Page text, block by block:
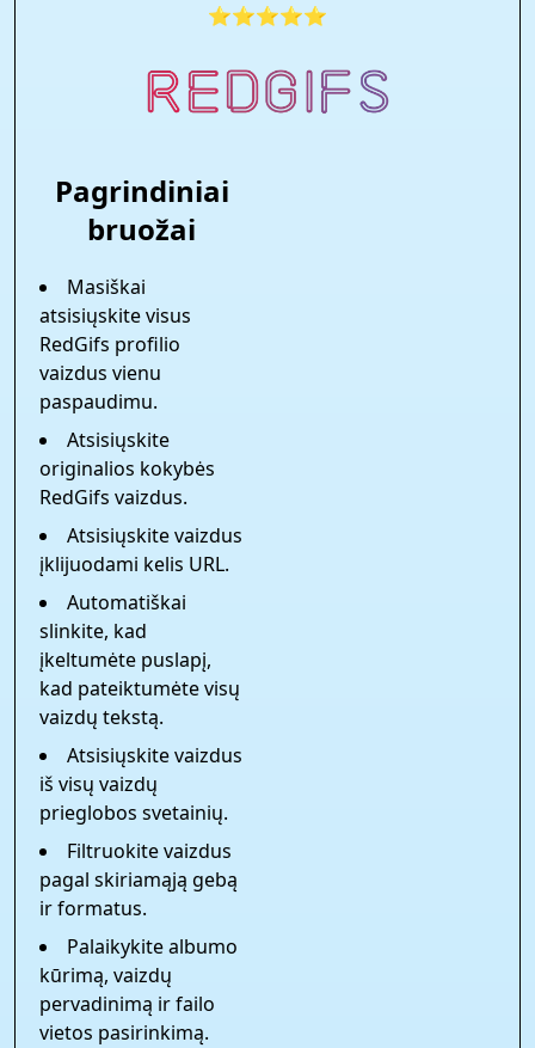
⭐⭐⭐⭐⭐
Pagrindiniai
bruožai
Masiškai
atsisiųskite visus
RedGifs profilio
vaizdus vienu
paspaudimu.
Atsisiųskite
originalios kokybės
RedGifs vaizdus.
Atsisiųskite vaizdus
įklijuodami kelis URL.
Automatiškai
slinkite, kad
įkeltumėte puslapį,
kad pateiktumėte visų
vaizdų tekstą.
Atsisiųskite vaizdus
iš visų vaizdų
prieglobos svetainių.
Filtruokite vaizdus
pagal skiriamąją gebą
ir formatus.
Palaikykite albumo
kūrimą, vaizdų
pervadinimą ir failo
vietos pasirinkimą.